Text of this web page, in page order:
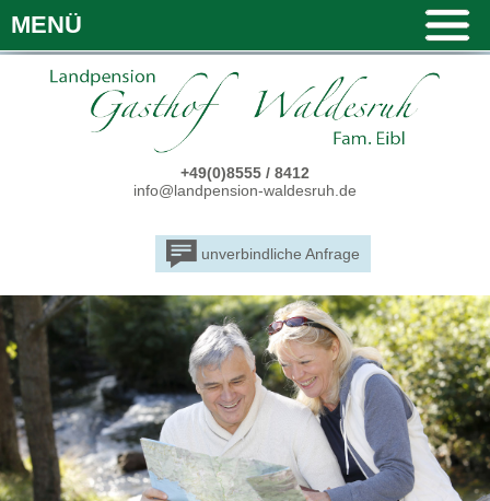
+49(0)8555 / 8412
info@landpension-waldesruh.de
unverbindliche Anfrage
MENÜ